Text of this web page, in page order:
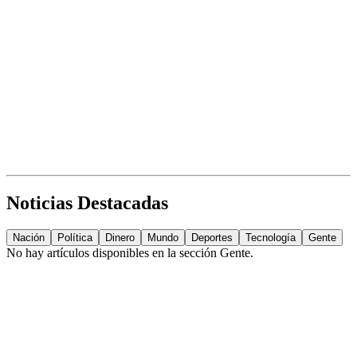
Noticias Destacadas
Nación Política Dinero Mundo Deportes Tecnología Gente
No hay artículos disponibles en la sección Gente.